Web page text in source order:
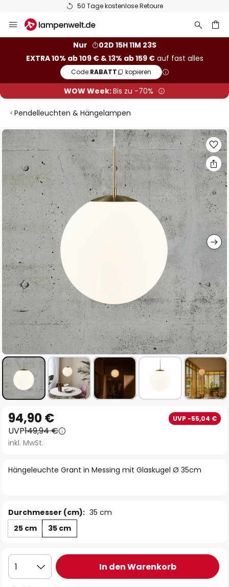
50 Tage kostenlose Retoure
Inhalt
Nur
02D 15H 11M 23S
EXTRA 10% ab 109 € & 13% ab 159 €auf fast alles
Code:RABATT kopieren
WOW Week:Bis zu -70%
Pendelleuchten & Hängelampen
Zum
Ende
der
Bildgalerie
springen
Anfang
der
Bildgalerie
Hängeleuchte Grant in Messing mit Glaskugel Ø 35cm
94,90 € UVP -55,04 €
UVP149,94 €
inkl. MwSt.
Durchmesser (cm): 35 cm
25 cm
35 cm
1 In den Warenkorb